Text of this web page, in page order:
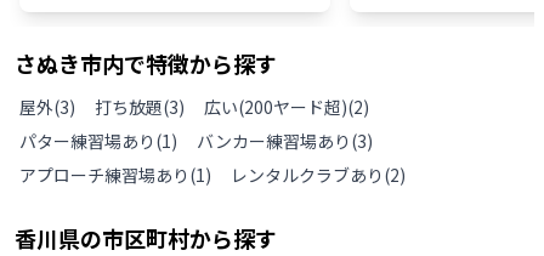
さぬき市内で特徴から探す
屋外(3) 打ち放題(3) 広い(200ヤード超)(2)
パター練習場あり (1) バンカー練習場あり (3)
アプローチ練習場あり (1) レンタルクラブあり (2)
香川県の市区町村から探す